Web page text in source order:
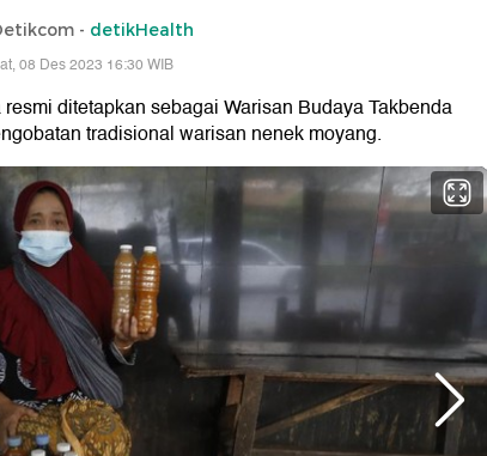
- detikHealth
08 Des 2023 16:30 WIB
ditetapkan sebagai Warisan Budaya Takbenda
tradisional warisan nenek moyang.